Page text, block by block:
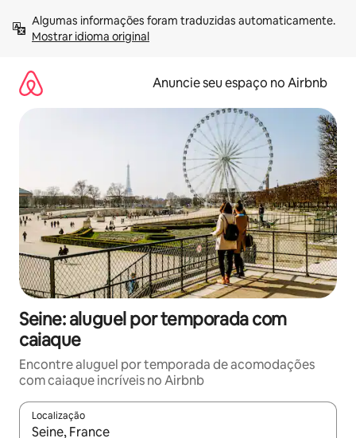
para
Mostrar idioma original
Anuncie seu espaço no Airbnb
Seine: aluguel por temporada com
caiaque
Encontre aluguel por temporada de acomodações
com caiaque incríveis no Airbnb
Localização
Quando os resultados estiverem disponíveis, explore-os